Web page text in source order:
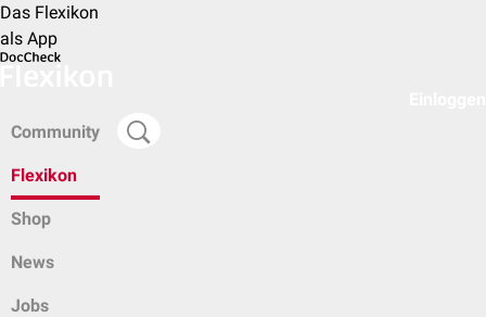
Das Flexikon
als App
Community
Flexikon
Shop
News
Jobs